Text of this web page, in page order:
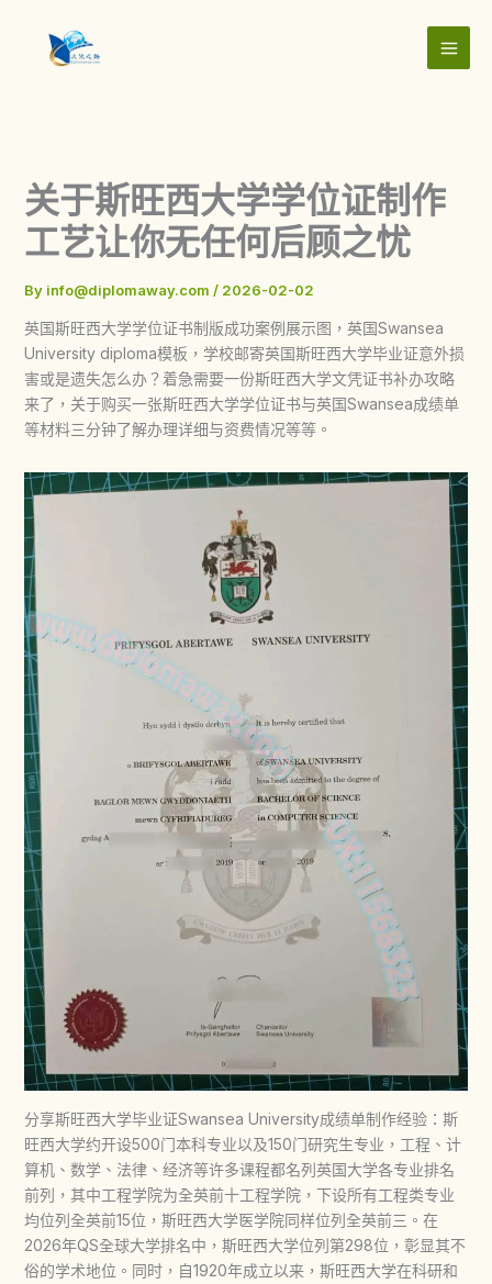
content
关于斯旺西大学学位证制作
工艺让你无任何后顾之忧
By info@diplomaway.com / 2026-02-02
英国斯旺西大学学位证书制版成功案例展示图，英国Swansea
University diploma模板，学校邮寄英国斯旺西大学毕业证意外损
害或是遗失怎么办？着急需要一份斯旺西大学文凭证书补办攻略
来了，关于购买一张斯旺西大学学位证书与英国Swansea成绩单
等材料三分钟了解办理详细与资费情况等等。
分享斯旺西大学毕业证Swansea University成绩单制作经验：斯
旺西大学约开设500门本科专业以及150门研究生专业，工程、计
算机、数学、法律、经济等许多课程都名列英国大学各专业排名
前列，其中工程学院为全英前十工程学院，下设所有工程类专业
均位列全英前15位，斯旺西大学医学院同样位列全英前三。在
2026年QS全球大学排名中，斯旺西大学位列第298位，彰显其不
俗的学术地位。同时，自1920年成立以来，斯旺西大学在科研和